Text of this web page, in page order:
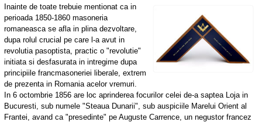
Inainte de toate trebuie mentionat ca in
perioada 1850-1860 masoneria
romaneasca se afla in plina dezvoltare,
dupa rolul crucial pe care l-a avut in
revolutia pasoptista, practic o "revolutie"
initiata si desfasurata in intregime dupa
principiile francmasoneriei liberale, extrem
de prezenta in Romania acelor vremuri.
In 6 octombrie 1856 are loc aprinderea focurilor celei de-a saptea Loja in
Bucuresti, sub numele "Steaua Dunarii", sub auspiciile Marelui Orient al
Frantei, avand ca "presedinte" pe Auguste Carrence, un negustor francez